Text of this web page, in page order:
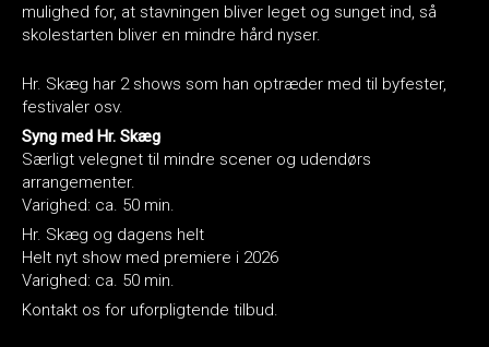
mulighed for, at stavningen bliver leget og sunget ind, så
skolestarten bliver en mindre hård nyser.
Hr. Skæg har 2 shows som han optræder med til byfester,
festivaler osv.
Syng med Hr. Skæg
Særligt velegnet til mindre scener og udendørs
arrangementer.
Varighed: ca. 50 min.
Hr. Skæg og dagens helt
Helt nyt show med premiere i 2026
Varighed: ca. 50 min.
Kontakt os for uforpligtende tilbud.